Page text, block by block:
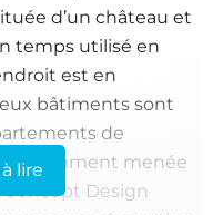
d’un château et
temps utilisé en
est en
bâtiments sont
de
notamment menée
Design
lire